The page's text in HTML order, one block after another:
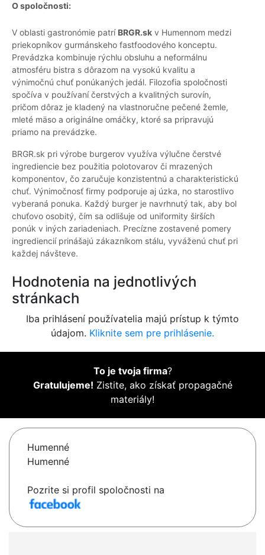
O spoločnosti:
V oblasti gastronómie patrí BRGR.sk v Humennom medzi
priekopníkov gurmánskeho fastfoodového konceptu.
Prevádzka kombinuje rýchlu obsluhu a neformálnu
atmosféru bistra s dôrazom na vysokú kvalitu a
výnimočnú chuť ponúkaných jedál. Filozofia spoločnosti
spočíva v používaní čerstvých a kvalitných surovín,
pričom dôraz je kladený na vlastnoručne pečené žemle,
mleté mäso a originálne omáčky, ktoré sa pripravujú
priamo na prevádzke.
BRGR.sk pri výrobe burgerov využíva výlučne čerstvé
ingrediencie bez použitia polotovarov či mrazených
komponentov, čo zaručuje konzistentnú a charakteristickú
chuť. Výnimočnosť firmy podporuje aj úzka, no starostlivo
vyberaná ponuka. Každý burger je navrhnutý tak, aby bol
chuťovo osobitý, čím sa odlišuje od uniformity širších
ponúk v iných zariadeniach. Precízne zostavené pomery
ingrediencií prinášajú zákazníkom stálu, vyváženú chuť pri
každej návšteve.
Hodnotenia na jednotlivých
stránkach
Iba prihlásení používatelia majú prístup k týmto
údajom. Kliknite sem pre prihlásenie.
To je tvoja firma?
Gratulujeme! Zistite, ako získať propagačné
materiály!
Humenné
Humenné
Pozrite si profil spoločnosti na